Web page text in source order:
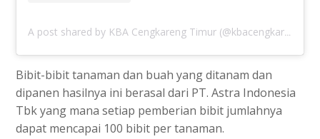
Bibit-bibit tanaman dan buah yang ditanam dan
dipanen hasilnya ini berasal dari PT. Astra Indonesia
Tbk yang mana setiap pemberian bibit jumlahnya
dapat mencapai 100 bibit per tanaman.